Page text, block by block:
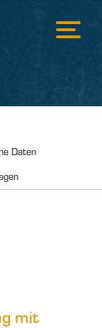
Daten
mit